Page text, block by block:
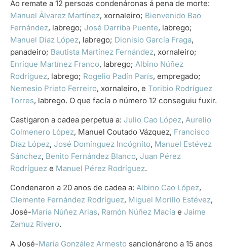
Ao remate a 12 persoas condenáronas á pena de morte:
Manuel Álvarez Martínez, xornaleiro; Bienvenido Bao
Fernández, labrego; José Darriba Puente, labrego;
Manuel Díaz López, labrego; Dionisio García Fraga,
panadeiro; Bautista Martínez Fernández, xornaleiro;
Enrique Martínez Franco, labrego; Albino Núñez
Rodríguez, labrego; Rogelio Padín París, empregado;
Nemesio Prieto Ferreiro, xornaleiro, e Toribio Rodríguez
Torres, labrego. O que facía o número 12 conseguiu fuxir.
Castigaron a cadea perpetua a: Julio Cao López, Aurelio
Colmenero López, Manuel Coutado Vázquez, Francisco
Díaz López, José Domínguez Incógnito, Manuel Estévez
Sánchez, Benito Fernández Blanco, Juan Pérez
Rodríguez e Manuel Pérez Rodríguez.
Condenaron a 20 anos de cadea a: Albino Cao López,
Clemente Fernández Rodríguez, Miguel Morillo Estévez,
José-María Núñez Arias, Ramón Núñez Macía e Jaime
Zamuz Rivero.
A José-María González Armesto sancionárono a 15 anos